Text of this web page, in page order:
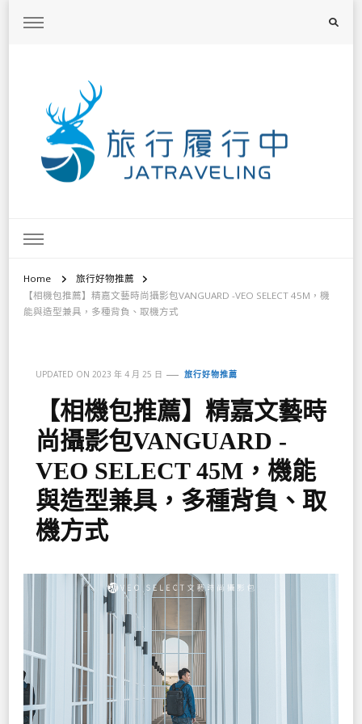
Home
旅行好物推薦
【相機包推薦】精嘉文藝時尚攝影包VANGUARD -VEO SELECT 45M，機
能與造型兼具，多種背負、取機方式
UPDATED ON 2023 年 4 月 25 日 旅行好物推薦
【相機包推薦】精嘉文藝時
尚攝影包VANGUARD -
VEO SELECT 45M，機能
與造型兼具，多種背負、取
機方式